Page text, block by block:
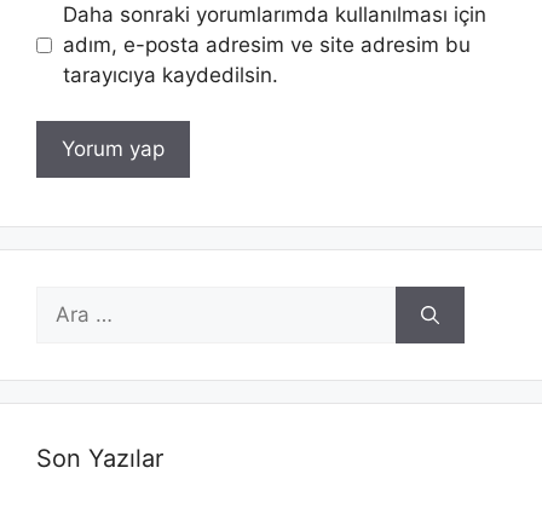
Daha sonraki yorumlarımda kullanılması için
adım, e-posta adresim ve site adresim bu
tarayıcıya kaydedilsin.
için
Son Yazılar